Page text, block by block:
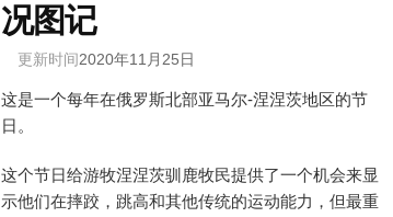
况图记
更新时间2020年11月25日
这是一个每年在俄罗斯北部亚马尔-涅涅茨地区的节
日。
这个节日给游牧涅涅茨驯鹿牧民提供了一个机会来显
示他们在摔跤，跳高和其他传统的运动能力，但最重